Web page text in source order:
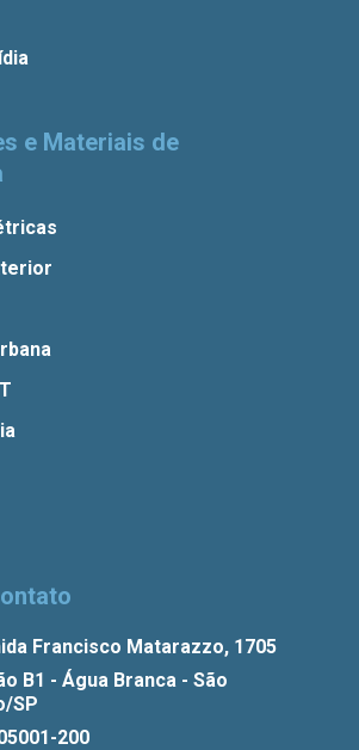
e Materiais de
Francisco Matarazzo, 1705
B1 - Água Branca - São
SP
200